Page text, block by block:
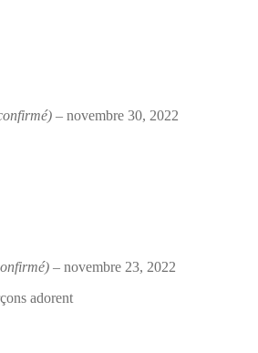
– novembre 30, 2022
– novembre 23, 2022
adorent